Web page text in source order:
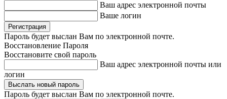
Ваш адрес электронной почты
Ваше логин
Пароль будет выслан Вам по электронной почте.
Восстановление Пароля
Восстановите свой пароль
Ваш адрес электронной почты или
логин
Пароль будет выслан Вам по электронной почте.